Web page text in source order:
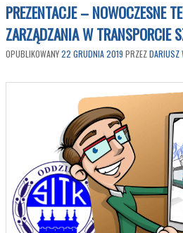
PREZENTACJE – NOWOCZESNE
ZARZĄDZANIA W TRANSPORCIE
OPUBLIKOWANY22 GRUDNIA 2019 PRZEZDARIUSZ